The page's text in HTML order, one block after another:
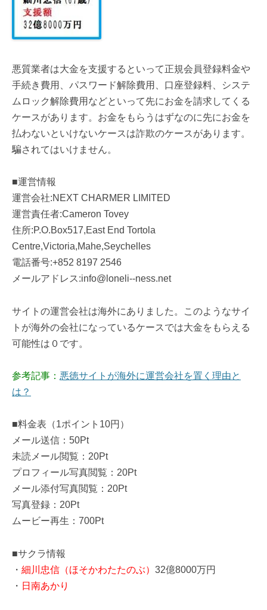
悪質業者は大金を支援するといって正規会員登録料金や
手続き費用、パスワード解除費用、口座登録料、システ
ムロック解除費用などといって先にお金を請求してくる
ケースがあります。お金をもらうはずなのに先にお金を
払わないといけないケースは詐欺のケースがあります。
騙されてはいけません。
■運営情報
運営会社:NEXT CHARMER LIMITED
運営責任者:Cameron Tovey
住所:P.O.Box517,East End Tortola
Centre,Victoria,Mahe,Seychelles
電話番号:+852 8197 2546
メールアドレス:info@loneli--ness.net
サイトの運営会社は海外にありました。このようなサイ
トが海外の会社になっているケースでは大金をもらえる
可能性は０です。
参考記事： 悪徳サイトが海外に運営会社を置く理由と
は？
■料金表（1ポイント10円）
メール送信：50Pt
未読メール閲覧：20Pt
プロフィール写真閲覧：20Pt
メール添付写真閲覧：20Pt
写真登録：20Pt
ムービー再生：700Pt
■サクラ情報
・ 細川忠信（ほそかわたたのぶ） 32億8000万円
・ 日南あかり